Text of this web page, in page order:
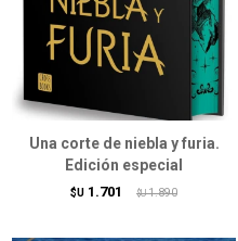
Una corte de niebla y furia.
Edición especial
$U 1.701 $U 1.890